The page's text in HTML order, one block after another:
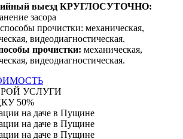
выезд КРУГЛОСУТОЧНО:
засора
прочистки: механическая,
видеодиагностическая.
УСЛУГИ
50%